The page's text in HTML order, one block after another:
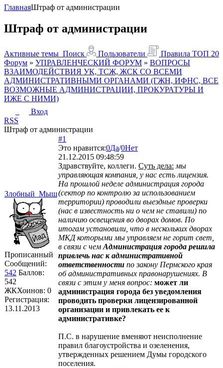
ГлавнаяШтраф от администрации
Штраф от администрации
Активные темы Поиск Пользователи Правила ТОП 20
Форум » УПРАВЛЕНЧЕСКИЙ ФОРУМ » ВОПРОСЫ
ВЗАИМОДЕЙСТВИЯ УК, ТСЖ, ЖСК СО ВСЕМИ
АДМИНИСТРАТИВНЫМИ ОРГАНАМИ (ГЖН, ИФНС, ВСЕ
ВОЗМОЖНЫЕ АДМИНИСТРАЦИИ, ПРОКУРАТУРЫ И
ИЖЕ С НИМИ)
Вход
RSS
Штраф от администрации
Злобный_Мыш
Прописанный
Сообщений:
542 Баллов:
542
ЖКХоинов: 0
Регистрация:
13.11.2013
#1
Это нравится:0Да/0Нет
21.12.2015 09:48:59
Здравствуйте, коллеги. Суть дела: мы
управляющая компания, у нас есть лицензия.
На прошлой неделе администрация города
(сектор по контролю за использованием
территории) проводили выездные проверки
(нас в известность ни о чем не ставили) по
наличию освещения во дворах домов. По
итогам установили, что в нескольких дворах
МКД которыми мы управляем не горит свет,
в связи с чем Администрация города решила
привлечь нас к административной
ответственности по закону Пермского края
об административных правонарушениях. В
связи с этим у меня вопрос: может ли
администрация города без уведомления
проводить проверки лицензированной
организации и привлекать ее к
административке?
П.С. в нарушение вменяют неисполнение
правил благоустройства и озеленения,
утвержденных решением Думы городского
поселения.